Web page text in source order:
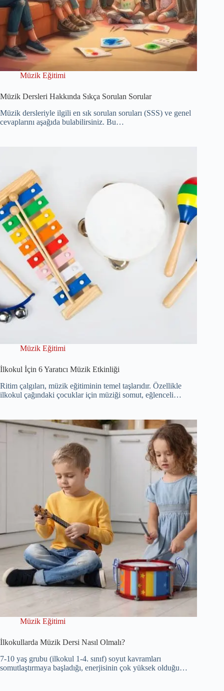
Müzik Eğitimi
Müzik Dersleri Hakkında Sıkça Sorulan Sorular
Müzik dersleriyle ilgili en sık sorulan soruları (SSS) ve genel
cevaplarını aşağıda bulabilirsiniz. Bu…
Müzik Eğitimi
İlkokul İçin 6 Yaratıcı Müzik Etkinliği
Ritim çalgıları, müzik eğitiminin temel taşlarıdır. Özellikle
ilkokul çağındaki çocuklar için müziği somut, eğlenceli…
Müzik Eğitimi
İlkokullarda Müzik Dersi Nasıl Olmalı?
7-10 yaş grubu (ilkokul 1-4. sınıf) soyut kavramları
somutlaştırmaya başladığı, enerjisinin çok yüksek olduğu…